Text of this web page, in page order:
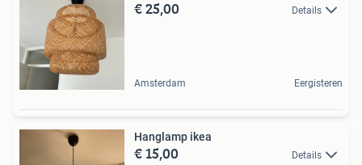
€ 25,00 Details
Amsterdam Eergisteren
Hanglamp ikea
€ 15,00 Details